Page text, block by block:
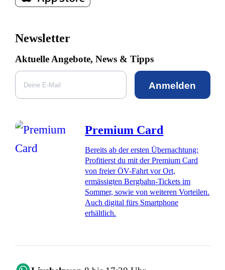
Newsletter
Aktuelle Angebote, News & Tipps
Anmelden
Premium Card
Bereits ab der ersten Übernachtung:
Profitierst du mit der Premium Card
von freier ÖV-Fahrt vor Ort,
ermässigten Bergbahn-Tickets im
Sommer, sowie von weiteren Vorteilen.
Auch digital fürs Smartphone
erhältlich.